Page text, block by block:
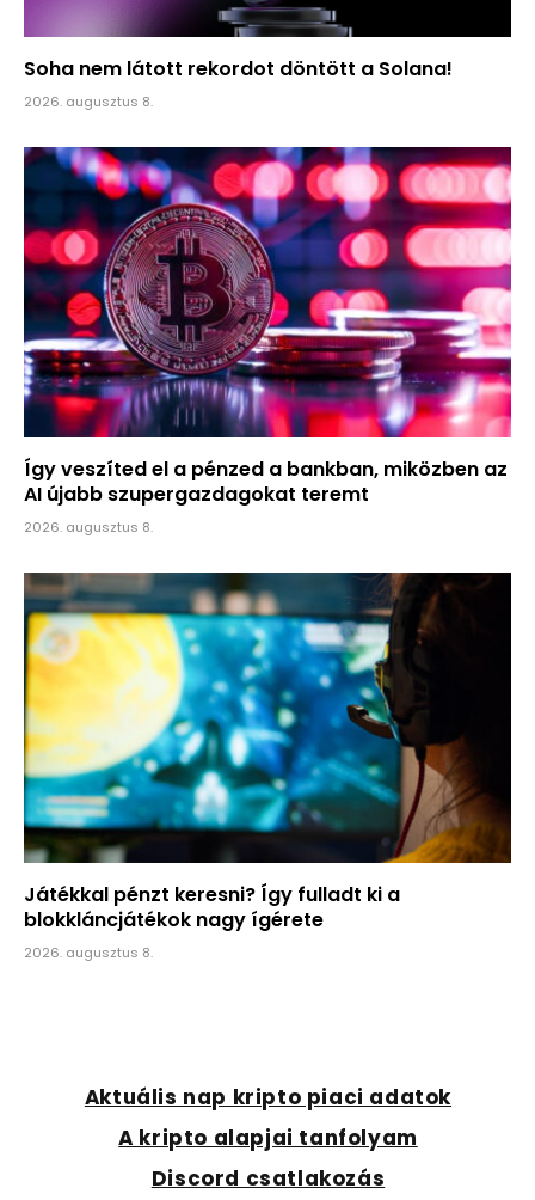
Soha nem látott rekordot döntött a Solana!
2026. augusztus 8.
Így veszíted el a pénzed a bankban, miközben az
AI újabb szupergazdagokat teremt
2026. augusztus 8.
Játékkal pénzt keresni? Így fulladt ki a
blokkláncjátékok nagy ígérete
2026. augusztus 8.
Aktuális nap kripto piaci adatok
A kripto alapjai tanfolyam
Discord csatlakozás